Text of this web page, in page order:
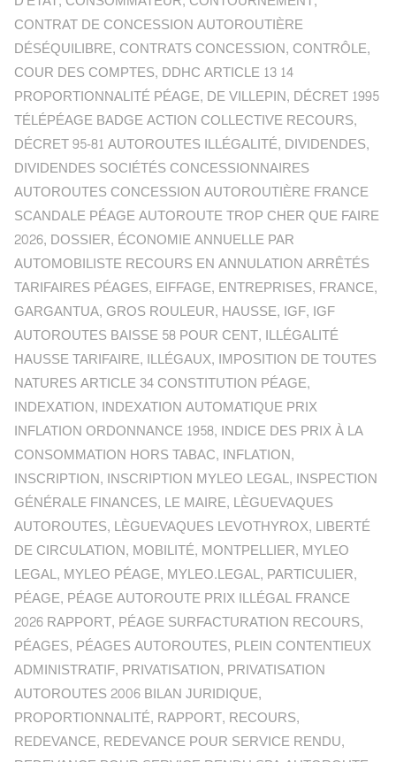
CONTRAT DE CONCESSION AUTOROUTIÈRE
DÉSÉQUILIBRE, CONTRATS CONCESSION, CONTRÔLE,
COUR DES COMPTES, DDHC ARTICLE 13 14
PROPORTIONNALITÉ PÉAGE, DE VILLEPIN, DÉCRET 1995
TÉLÉPÉAGE BADGE ACTION COLLECTIVE RECOURS,
DÉCRET 95-81 AUTOROUTES ILLÉGALITÉ, DIVIDENDES,
DIVIDENDES SOCIÉTÉS CONCESSIONNAIRES
AUTOROUTES CONCESSION AUTOROUTIÈRE FRANCE
SCANDALE PÉAGE AUTOROUTE TROP CHER QUE FAIRE
2026, DOSSIER, ÉCONOMIE ANNUELLE PAR
AUTOMOBILISTE RECOURS EN ANNULATION ARRÊTÉS
TARIFAIRES PÉAGES, EIFFAGE, ENTREPRISES, FRANCE,
GARGANTUA, GROS ROULEUR, HAUSSE, IGF, IGF
AUTOROUTES BAISSE 58 POUR CENT, ILLÉGALITÉ
HAUSSE TARIFAIRE, ILLÉGAUX, IMPOSITION DE TOUTES
NATURES ARTICLE 34 CONSTITUTION PÉAGE,
INDEXATION, INDEXATION AUTOMATIQUE PRIX
INFLATION ORDONNANCE 1958, INDICE DES PRIX À LA
CONSOMMATION HORS TABAC, INFLATION,
INSCRIPTION, INSCRIPTION MYLEO LEGAL, INSPECTION
GÉNÉRALE FINANCES, LE MAIRE, LÈGUEVAQUES
AUTOROUTES, LÈGUEVAQUES LEVOTHYROX, LIBERTÉ
DE CIRCULATION, MOBILITÉ, MONTPELLIER, MYLEO
LEGAL, MYLEO PÉAGE, MYLEO.LEGAL, PARTICULIER,
PÉAGE, PÉAGE AUTOROUTE PRIX ILLÉGAL FRANCE
2026 RAPPORT, PÉAGE SURFACTURATION RECOURS,
PÉAGES, PÉAGES AUTOROUTES, PLEIN CONTENTIEUX
ADMINISTRATIF, PRIVATISATION, PRIVATISATION
AUTOROUTES 2006 BILAN JURIDIQUE,
PROPORTIONNALITÉ, RAPPORT, RECOURS,
REDEVANCE, REDEVANCE POUR SERVICE RENDU,